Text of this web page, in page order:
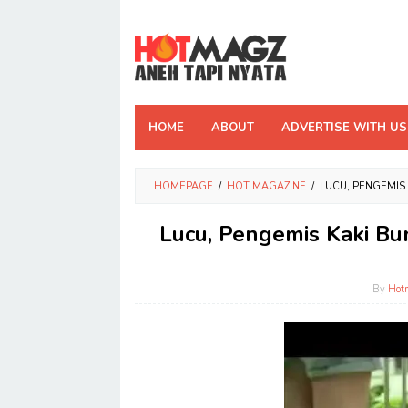
content
HOME ABOUT ADVERTISE WITH US
HOMEPAGE / HOT MAGAZINE / LUCU,
Lucu, Pengemis Kaki
By